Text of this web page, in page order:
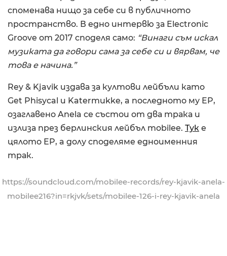
споменава нищо за себе си в публичното
пространство. В едно интервю за Electronic
Groove от 2017 споделя само: “Винаги съм искал
музиката да говори сама за себе си и вярвам, че
това е начина.”
Rey & Kjavik издава за култови лейбъли като
Get Phisycal и Katermukke, a последното му EP,
озаглавено Anela се състои от два трака и
излиза през берлинския лейбъл mobilee. Тук е
цялото EP, a долу споделяме едноименния
трак.
https://soundcloud.com/mobilee-records/rey-kjavik-anela-
mobilee216?in=rkjvk/sets/mobilee-126-i-rey-kjavik-anela